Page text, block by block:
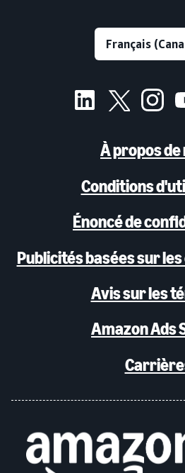
À propos de
Conditions
Énoncé de
Publicités basées sur
Avis sur les
Amazon Ads